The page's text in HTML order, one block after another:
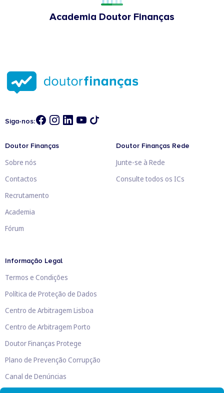
Academia Doutor Finanças
Siga-nos:
Doutor Finanças
Sobre nós
Contactos
Recrutamento
Academia
Fórum
Doutor Finanças Rede
Junte-se à Rede
Consulte todos os ICs
Informação Legal
Termos e Condições
Política de Proteção de Dados
Centro de Arbitragem Lisboa
Centro de Arbitragem Porto
Doutor Finanças Protege
Plano de Prevenção Corrupção
Canal de Denúncias